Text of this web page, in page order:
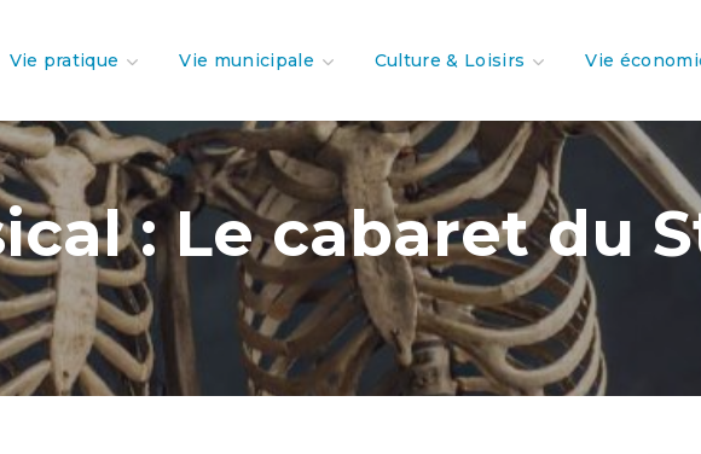
Vie pratique Vie municipale Culture & Loisirs Vie
: Le cabaret du